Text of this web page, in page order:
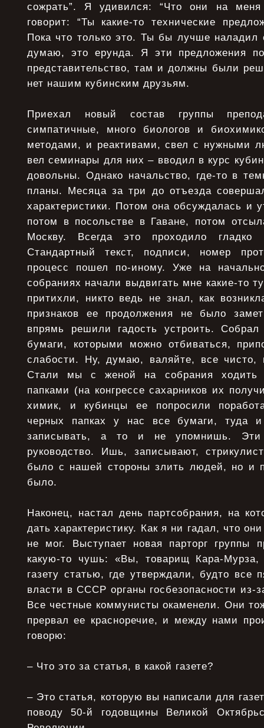
сожрать”. Я удивился: “Что они на меня
говорит: “Ты какие-то технические
Пока что только это. Ты бы лучше
думаю, это ерунда. Я эти предложения
представительство, там и должны были
нет нашим кубинским друзьям.
Приехал новый состав группы
симпатичные, много биологов и
методами, и реактивами, свел с нужными
вел семинары для них – вводил в курс
довольны. Однако начальство, где-то в
планы. Месяца за три до отъезда
характеристики. Потом она обсуждалась и
потом в посольстве в Гаване, потом
Москву. Всегда это проходило
Стандартный текст, подписи, номер
процесс пошел по-иному. Уже на
собраниях начали выдвигать мне какие-то
притихли, никто ведь не знал, как
признаков ее продолжения не было
впрямь решили гадость устроить.
бумаги, которыми можно отбиваться,
слабости. Ну, думаю, валяйте, все чисто,
Стали мы с женой на собрания
папками (на конгрессе сахарников их
химик, и кубинцы ее попросили
черных папках у нас все бумаги, туда
записывать, а то и не упомнишь. Эти
руководство. Ишь, записывают,
было с нашей стороны злить людей, но и
было.
Наконец, настал день партсобрания, на
дать характеристику. Как я ни гадал, что
не мог. Выступает новая парторг группы
какую-то чушь: «Вы, товарищ Кара-Мурза,
газету статью, где утверждали, будто все
власти в СССР органы госбезопасности из-
Все честные коммунисты окаменели. Они
прервал ее красноречие, и между нами
говорю:
– Что это за статья, в какой газете?
– Это статья, которую вы написали для
поводу 50-й годовщины Великой